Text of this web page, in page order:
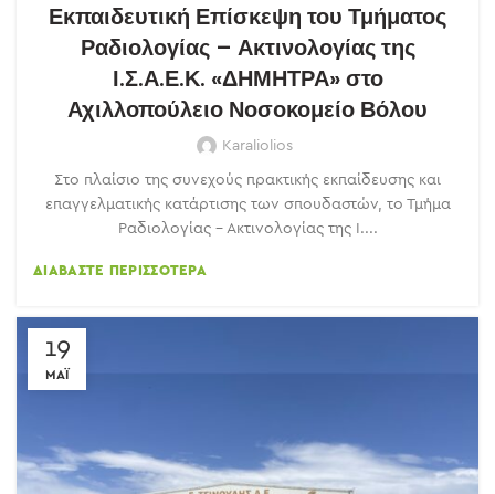
Εκπαιδευτική Επίσκεψη του Τμήματος
Ραδιολογίας – Ακτινολογίας της
Ι.Σ.Α.Ε.Κ. «ΔΗΜΗΤΡΑ» στο
Αχιλλοπούλειο Νοσοκομείο Βόλου
Karaliolios
Στο πλαίσιο της συνεχούς πρακτικής εκπαίδευσης και
επαγγελματικής κατάρτισης των σπουδαστών, το Τμήμα
Ραδιολογίας – Ακτινολογίας της Ι....
ΔΙΑΒΆΣΤΕ ΠΕΡΙΣΣΌΤΕΡΑ
19
ΜΆΙ